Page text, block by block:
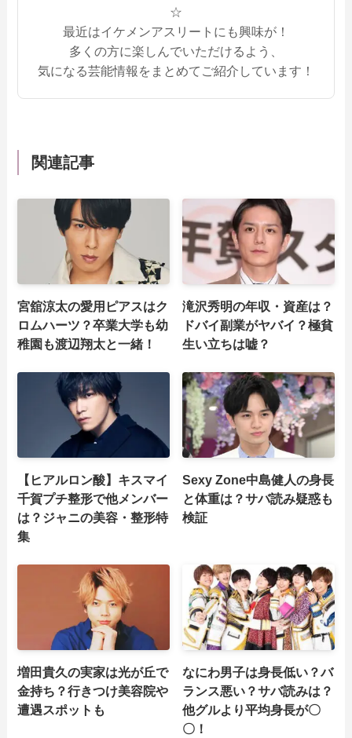
☆
最近はイケメンアスリートにも興味が！
多くの方に楽しんでいただけるよう、
気になる芸能情報をまとめてご紹介しています！
関連記事
宮舘涼太の愛用ピアスはク
ロムハーツ？卒業大学も幼
稚園も渡辺翔太と一緒！
滝沢秀明の年収・資産は？
ドバイ副業がヤバイ？極貧
生い立ちは嘘？
【ヒアルロン酸】キスマイ
千賀プチ整形で他メンバー
は？ジャニの美容・整形特
集
Sexy Zone中島健人の身長
と体重は？サバ読み疑惑も
検証
増田貴久の実家は光が丘で
金持ち？行きつけ美容院や
遭遇スポットも
なにわ男子は身長低い？バ
ランス悪い？サバ読みは？
他グルより平均身長が〇
〇！